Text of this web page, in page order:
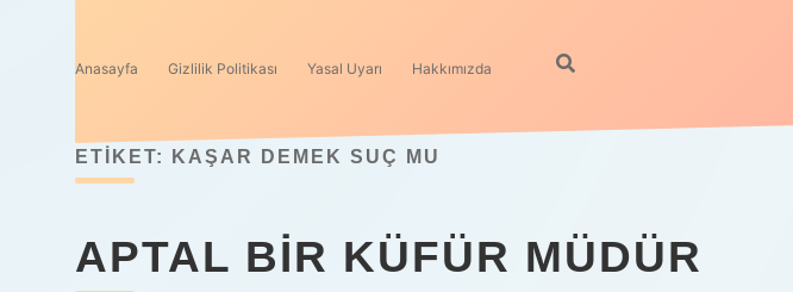
Anasayfa Gizlilik Politikası Yasal Uyarı Hakkımızda
ETIKET: KAŞAR DEMEK SUÇ MU
APTAL BIR KÜFÜR MÜDÜR